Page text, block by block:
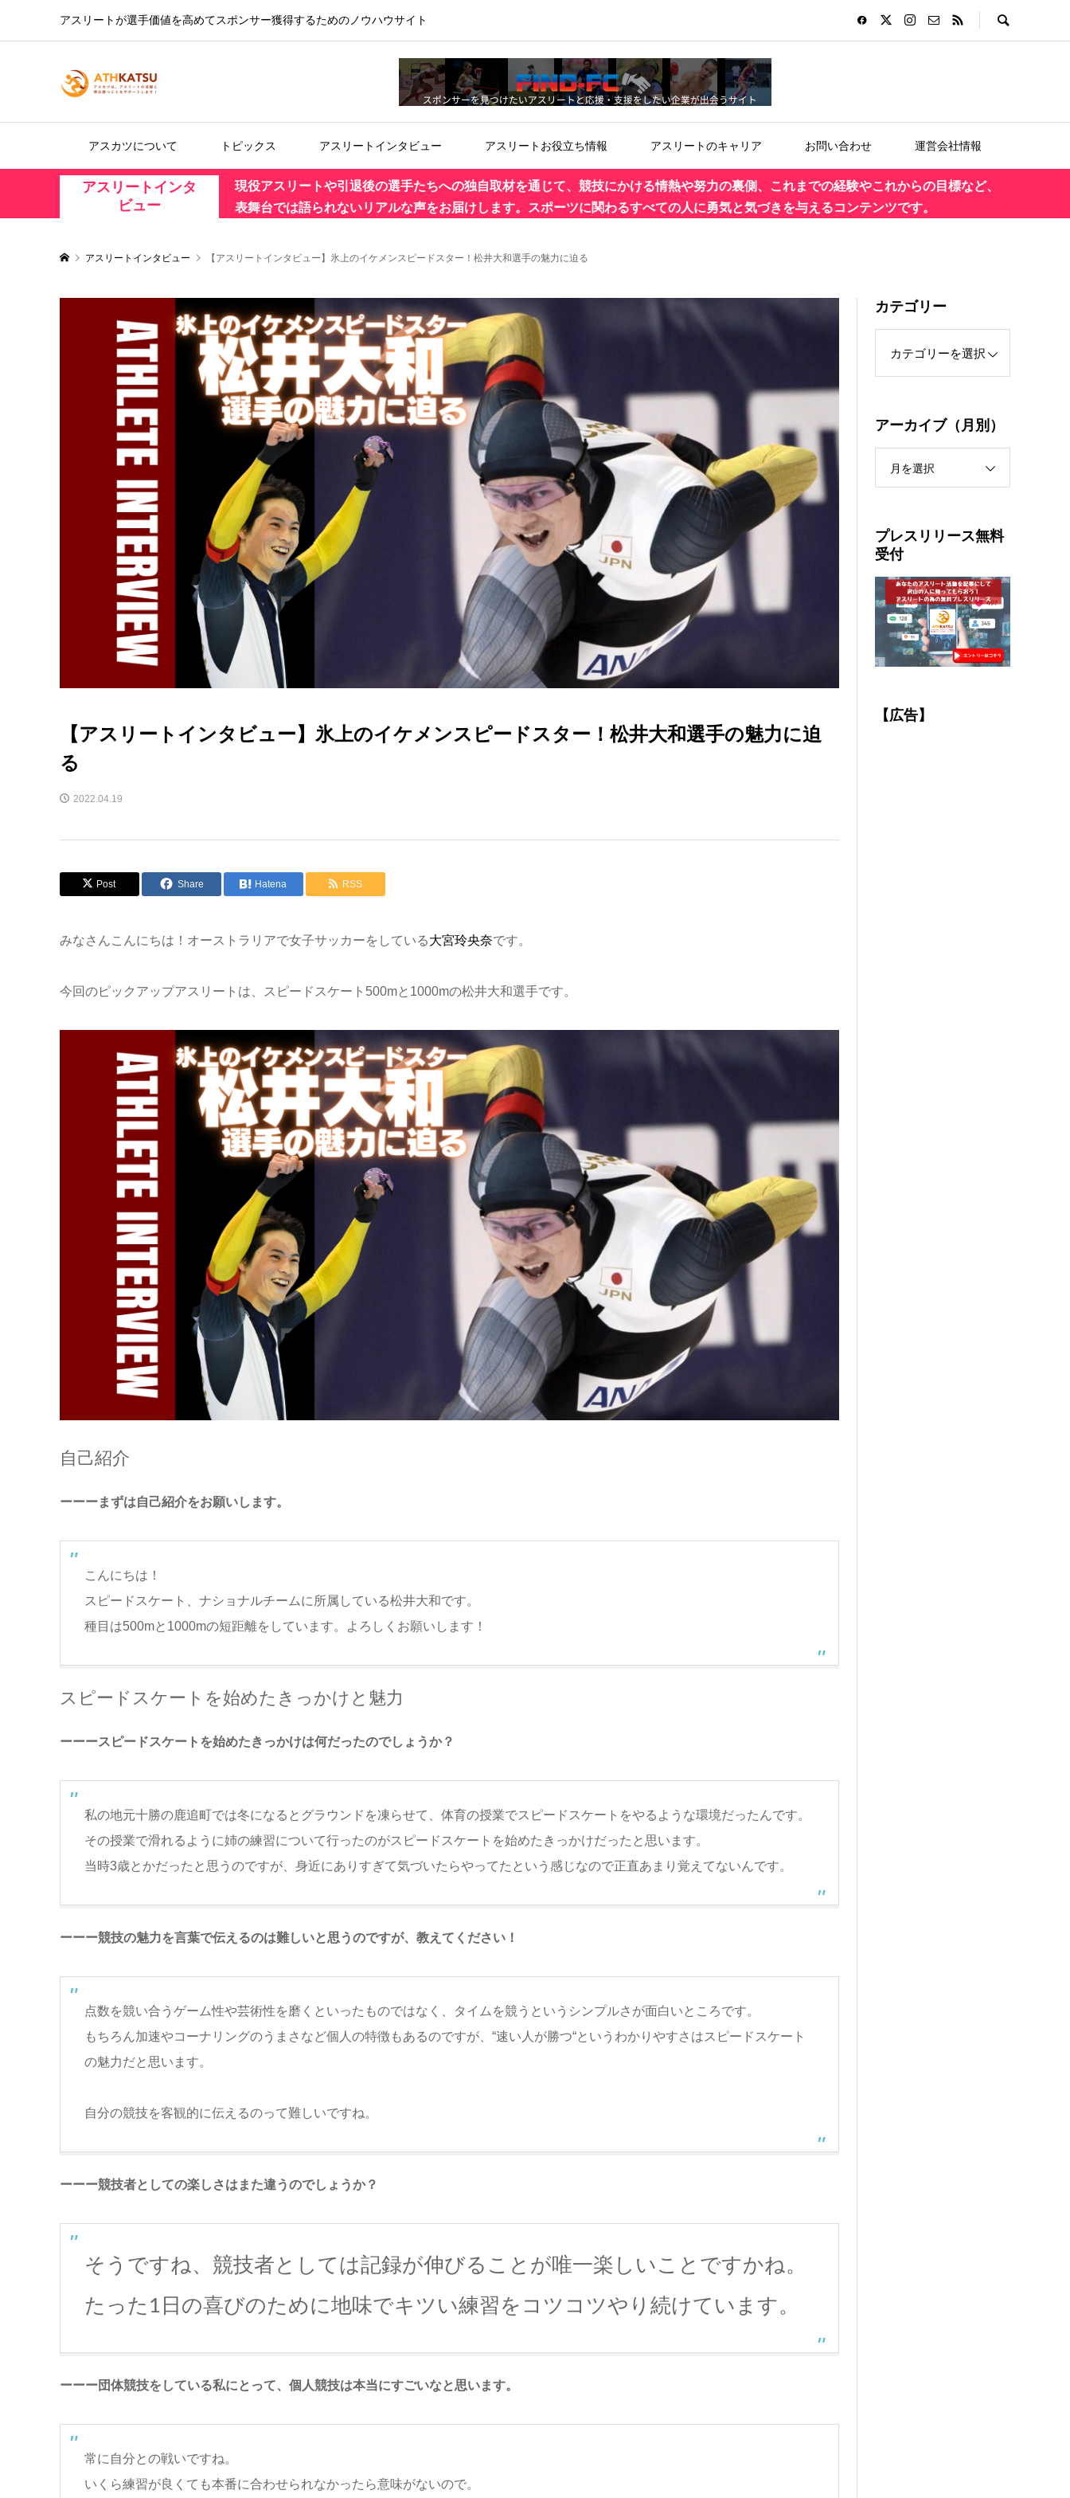
アスリートが選手価値を高めてスポンサー獲得するためのノウハウサイト
アスカツについて トピックス アスリートインタビュー アスリートお役立ち情報 アスリートのキャリア お問い合わせ 運営会社情報
アスリートインタ
ビュー
現役アスリートや引退後の選手たちへの独自取材を通じて、競技にかける情熱や努力の裏側、これまでの経験やこれからの目標など、
表舞台では語られないリアルな声をお届けします。スポーツに関わるすべての人に勇気と気づきを与えるコンテンツです。
アスリートインタビュー 【アスリートインタビュー】氷上のイケメンスピードスター！松井大和選手の魅力に迫る
【アスリートインタビュー】氷上のイケメンスピードスター！松井大和選手の魅力に迫
る
2022.04.19
Post Share Hatena RSS
みなさんこんにちは！オーストラリアで女子サッカーをしている大宮玲央奈です。
今回のピックアップアスリートは、スピードスケート500mと1000mの松井大和選手です。
自己紹介
ーーーまずは自己紹介をお願いします。
こんにちは！
スピードスケート、ナショナルチームに所属している松井大和です。
種目は500mと1000mの短距離をしています。よろしくお願いします！
スピードスケートを始めたきっかけと魅力
ーーースピードスケートを始めたきっかけは何だったのでしょうか？
私の地元十勝の鹿追町では冬になるとグラウンドを凍らせて、体育の授業でスピードスケートをやるような環境だったんです。
その授業で滑れるように姉の練習について行ったのがスピードスケートを始めたきっかけだったと思います。
当時3歳とかだったと思うのですが、身近にありすぎて気づいたらやってたという感じなので正直あまり覚えてないんです。
ーーー競技の魅力を言葉で伝えるのは難しいと思うのですが、教えてください！
点数を競い合うゲーム性や芸術性を磨くといったものではなく、タイムを競うというシンプルさが面白いところです。
もちろん加速やコーナリングのうまさなど個人の特徴もあるのですが、“速い人が勝つ“というわかりやすさはスピードスケート
の魅力だと思います。
自分の競技を客観的に伝えるのって難しいですね。
ーーー競技者としての楽しさはまた違うのでしょうか？
そうですね、競技者としては記録が伸びることが唯一楽しいことですかね。
たった1日の喜びのために地味でキツい練習をコツコツやり続けています。
ーーー団体競技をしている私にとって、個人競技は本当にすごいなと思います。
常に自分との戦いですね。
いくら練習が良くても本番に合わせられなかったら意味がないので。
カテゴリー
アーカイブ（月別）
月を選択
プレスリリース無料
受付
【広告】